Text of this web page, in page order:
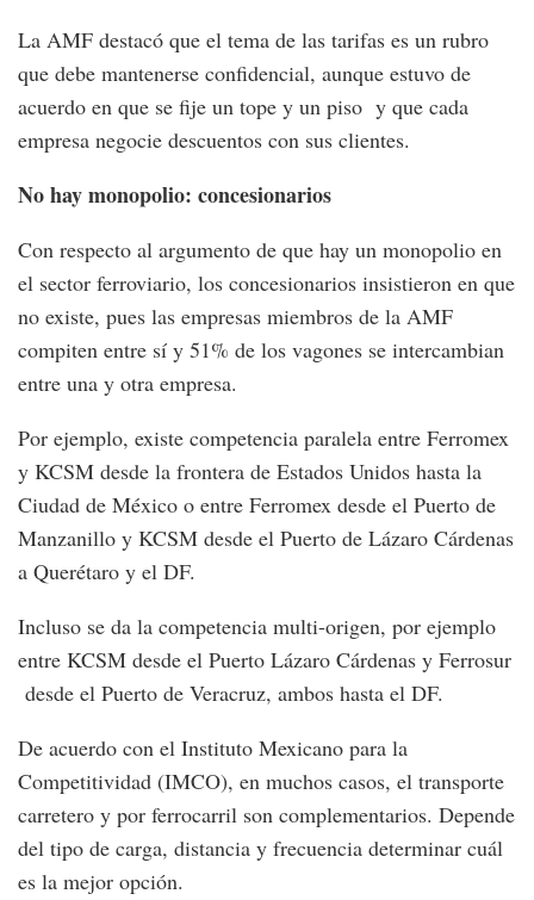
La AMF destacó que el tema de las tarifas es un rubro
que debe mantenerse confidencial, aunque estuvo de
acuerdo en que se fije un tope y un piso y que cada
empresa negocie descuentos con sus clientes.
No hay monopolio: concesionarios
Con respecto al argumento de que hay un monopolio en
el sector ferroviario, los concesionarios insistieron en que
no existe, pues las empresas miembros de la AMF
compiten entre sí y 51% de los vagones se intercambian
entre una y otra empresa.
Por ejemplo, existe competencia paralela entre Ferromex
y KCSM desde la frontera de Estados Unidos hasta la
Ciudad de México o entre Ferromex desde el Puerto de
Manzanillo y KCSM desde el Puerto de Lázaro Cárdenas
a Querétaro y el DF.
Incluso se da la competencia multi-origen, por ejemplo
entre KCSM desde el Puerto Lázaro Cárdenas y Ferrosur
desde el Puerto de Veracruz, ambos hasta el DF.
De acuerdo con el Instituto Mexicano para la
Competitividad (IMCO), en muchos casos, el transporte
carretero y por ferrocarril son complementarios. Depende
del tipo de carga, distancia y frecuencia determinar cuál
es la mejor opción.